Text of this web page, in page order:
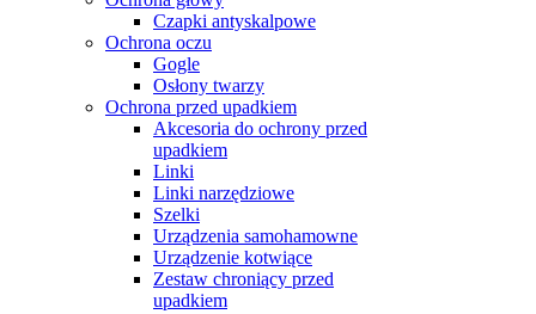
Czapki antyskalpowe
Ochrona oczu
Gogle
Osłony twarzy
Ochrona przed upadkiem
Akcesoria do ochrony przed
upadkiem
Linki
Linki narzędziowe
Szelki
Urządzenia samohamowne
Urządzenie kotwiące
Zestaw chroniący przed
upadkiem